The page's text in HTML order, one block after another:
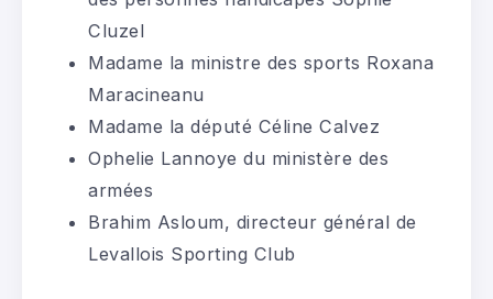
Cluzel
Madame la ministre des sports Roxana
Maracineanu
Madame la député Céline Calvez
Ophelie Lannoye du ministère des
armées
Brahim Asloum, directeur général de
Levallois Sporting Club